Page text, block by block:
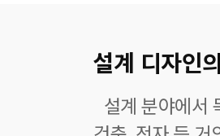
설계 디자인
설계 분야에서